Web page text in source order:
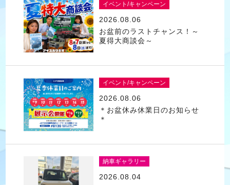
イベント/キャンペーン
2026.08.06
お盆前のラストチャンス！～
夏得大商談会～
イベント/キャンペーン
2026.08.06
＊お盆休み休業日のお知らせ
＊
納車ギャラリー
2026.08.04